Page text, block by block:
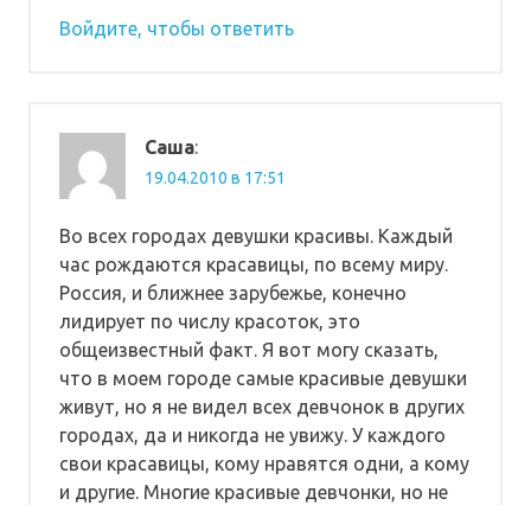
Войдите, чтобы ответить
Саша:
19.04.2010 в 17:51
Во всех городах девушки красивы. Каждый
час рождаются красавицы, по всему миру.
Россия, и ближнее зарубежье, конечно
лидирует по числу красоток, это
общеизвестный факт. Я вот могу сказать,
что в моем городе самые красивые девушки
живут, но я не видел всех девчонок в других
городах, да и никогда не увижу. У каждого
свои красавицы, кому нравятся одни, а кому
и другие. Многие красивые девчонки, но не